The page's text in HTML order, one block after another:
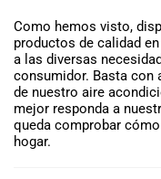
Como hemos visto,
productos de calidad
a las diversas
consumidor. Basta con
de nuestro aire
mejor responda a
queda comprobar
hogar.